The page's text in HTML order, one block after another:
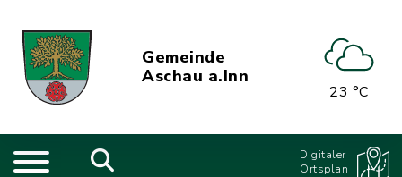
Gemeinde
Aschau a.Inn
23 °C
Digitaler
Ortsplan